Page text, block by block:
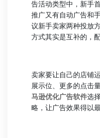
告活动类型中，新手
推广又有自动广告和
议新手卖家两种投放
方式其实是互补的，
卖家要让自己的店铺
展示位、更多的点击
马逊优化广告软件选
略，让广告效果得以